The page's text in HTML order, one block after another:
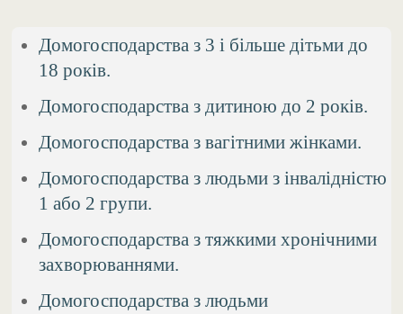
Домогосподарства з 3 і більше дітьми до
18 років.
Домогосподарства з дитиною до 2 років.
Домогосподарства з вагітними жінками.
Домогосподарства з людьми з інвалідністю
1 або 2 групи.
Домогосподарства з тяжкими хронічними
захворюваннями.
Домогосподарства з людьми